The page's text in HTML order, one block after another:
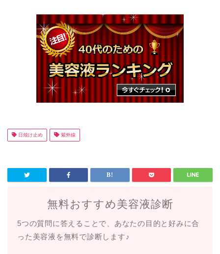
日焼け止め 紫外線
無料おすすめ美容液診断
5つの質問に答えることで、あなたの目的と好みに合
った美容液を無料で診断します♪